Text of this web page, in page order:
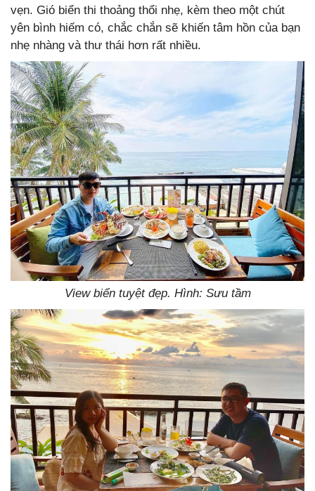
vẹn. Gió biển thi thoảng thổi nhẹ, kèm theo một chút
yên bình hiếm có, chắc chắn sẽ khiến tâm hồn của bạn
nhẹ nhàng và thư thái hơn rất nhiều.
View biển tuyệt đẹp. Hình: Sưu tầm